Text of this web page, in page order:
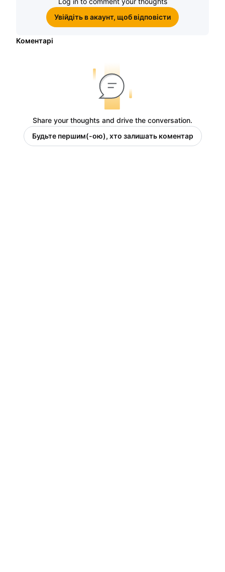
Увійдіть в акаунт, щоб відповісти
Коментарі
Share your thoughts and drive the conversation.
Будьте першим(-ою), хто залишать коментар